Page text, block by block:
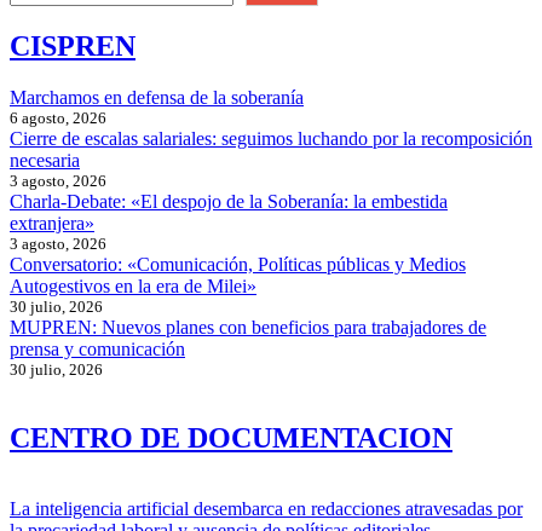
CISPREN
Marchamos en defensa de la soberanía
6 agosto, 2026
Cierre de escalas salariales: seguimos luchando por la recomposición
necesaria
3 agosto, 2026
Charla-Debate: «El despojo de la Soberanía: la embestida
extranjera»
3 agosto, 2026
Conversatorio: «Comunicación, Políticas públicas y Medios
Autogestivos en la era de Milei»
30 julio, 2026
MUPREN: Nuevos planes con beneficios para trabajadores de
prensa y comunicación
30 julio, 2026
CENTRO DE DOCUMENTACION
La inteligencia artificial desembarca en redacciones atravesadas por